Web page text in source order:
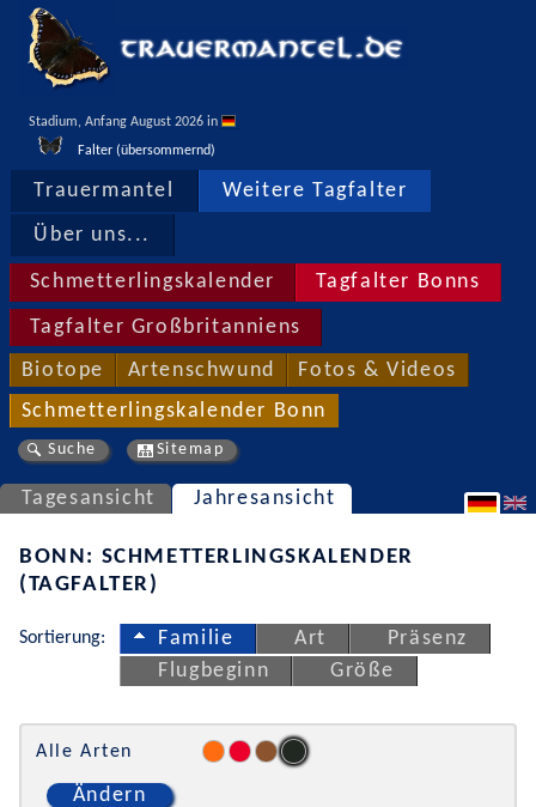
Stadium, Anfang August 2026 in
Falter (übersommernd)
Trauermantel Weitere Tagfalter
Über uns...
Schmetterlingskalender Tagfalter Bonns
Tagfalter Großbritanniens
Biotope Artenschwund Fotos & Videos
Schmetterlingskalender Bonn
Suche Sitemap
Tagesansicht Jahresansicht
BONN: SCHMETTERLINGSKALENDER
(TAGFALTER)
Sortierung: Familie Art
Präsenz
Flugbeginn
Größe
Alle Arten
Ändern